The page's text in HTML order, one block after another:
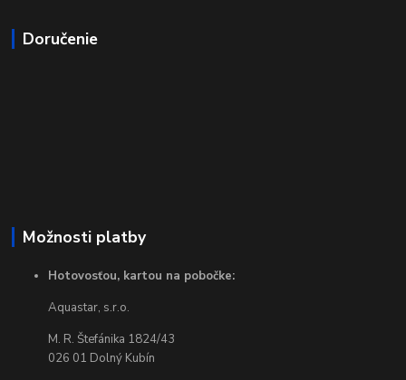
Doručenie
Možnosti platby
Hotovosťou, kartou na pobočke:
Aquastar, s.r.o.
M. R. Štefánika 1824/43
026 01 Dolný Kubín